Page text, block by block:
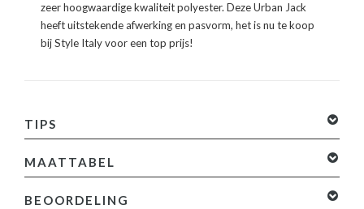
zeer hoogwaardige kwaliteit polyester. Deze Urban Jack
heeft uitstekende afwerking en pasvorm, het is nu te koop
bij Style Italy voor een top prijs!
TIPS
MAATTABEL
BEOORDELING